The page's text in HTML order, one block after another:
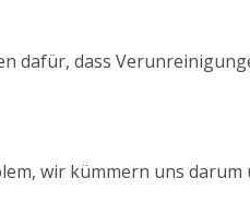
dafür, dass
wir kümmern uns darum